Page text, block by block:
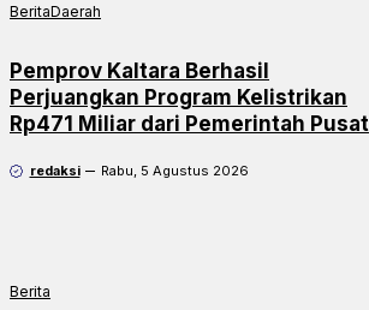
BeritaDaerah
Pemprov Kaltara Berhasil
Perjuangkan Program Kelistrikan
Rp471 Miliar dari Pemerintah Pusat
redaksi Rabu, 5 Agustus 2026
Berita